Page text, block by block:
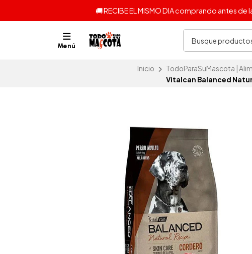
🚚 RECIBE EL MISMO DIA comprando antes
Menú
Inicio TodoParaSuMascota |
Vitalcan Balanced